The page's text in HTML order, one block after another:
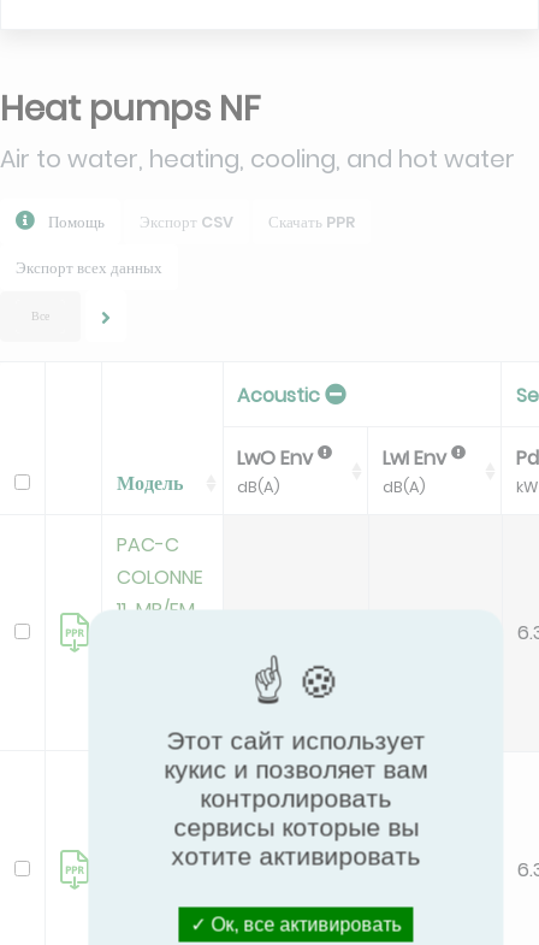
Heat pumps NF
Air to water, heating, cooling, and hot water
Помощь Экспорт CSV Скачать PPR
Экспорт всех данных
Все
Модель
Acoustic
LwO Env
dB(A)
LwI Env
dB(A) kW
PAC-C
COLONNE
11 MR/EM
PAC-C
COLONNE
11 MR/H
69 48
Этот сайт использует
кукис и позволяет вам
контролировать
сервисы которые вы
хотите активировать
Ок, все активировать